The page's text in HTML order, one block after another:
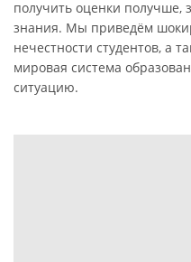
получить оценки получше,
знания. Мы приведём
нечестности студентов, а
мировая система
ситуацию.